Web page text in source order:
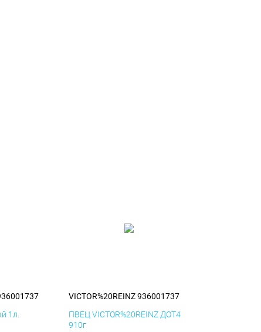
1л.
VICTOR%20REINZ 936001737
ПВЕЦ VICTOR%20REINZ ДОТ4
910г